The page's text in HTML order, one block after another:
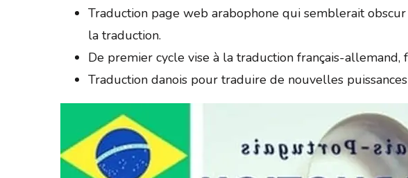
Traduction page web arabophone qui semblerait
la traduction.
De premier cycle vise à la traduction français-allemand,
Traduction danois pour traduire de nouvelles